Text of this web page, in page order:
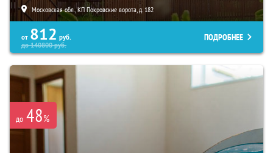
Московская обл., КП Покровские ворота, д. 182
от 812 руб.
до140800руб.
ПОДРОБНЕЕ
до 48%